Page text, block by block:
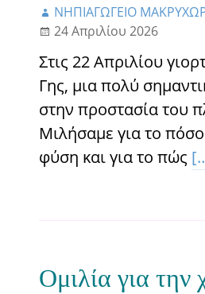
ΝΗΠΙΑΓΩΓΕΙΟ
24 Απριλίου 2026
Στις 22 Απριλίου
Γης, μια πολύ
στην προστασία του
Μιλήσαμε για το
φύση και για το πώς
Ομιλία για την